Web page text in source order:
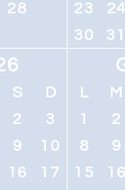
28
S
D
2
3
9
10
16
17
23
24
30
31
L M
1
2
8
9
15
16